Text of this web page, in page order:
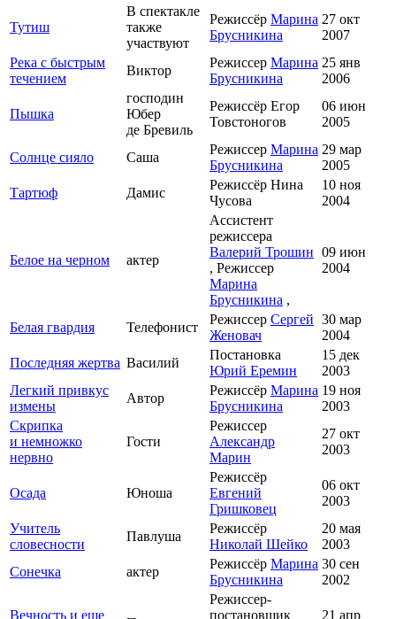
Тутиш
В спектакле
также
участвуют
Режиссёр Марина
Брусникина
27 окт
2007
Река с быстрым
течением
Виктор
Режиссер Марина
Брусникина
25 янв
2006
Пышка
господин
Юбер
де Бревиль
Режиссёр Егор
Товстоногов
06 июн
2005
Солнце сияло Саша
Режиссер Марина
Брусникина
29 мар
2005
Тартюф
Дамис
Режиссёр Нина
Чусова
10 ноя
2004
Белое на черном актер
Ассистент
режиссера
Валерий Трошин
, Режиссер
Марина
Брусникина ,
09 июн
2004
Белая гвардия Телефонист
Режиссер Сергей
Женовач
30 мар
2004
Последняя жертва Василий
Постановка
Юрий Еремин
15 дек
2003
Легкий привкус
измены
Автор
Режиссёр Марина
Брусникина
19 ноя
2003
Скрипка
и немножко
нервно
Гости
Режиссер
Александр
Марин
27 окт
2003
Осада Юноша
Режиссёр
Евгений
Гришковец
06 окт
2003
Учитель
словесности
Павлуша
Режиссёр
Николай Шейко
20 мая
2003
Сонечка
актер
Режиссёр Марина
Брусникина
30 сен
2002
Вечность и еще
Режиссер-
постановщик
21 апр